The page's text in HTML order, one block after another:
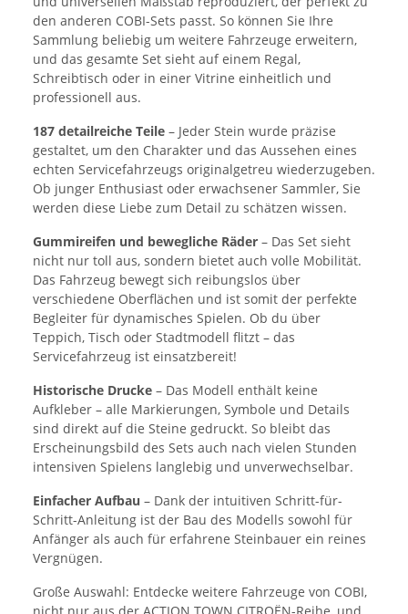
den anderen COBI-Sets passt. So können Sie Ihre
Sammlung beliebig um weitere Fahrzeuge erweitern,
und das gesamte Set sieht auf einem Regal,
Schreibtisch oder in einer Vitrine einheitlich und
professionell aus.
187 detailreiche Teile – Jeder Stein wurde präzise
gestaltet, um den Charakter und das Aussehen eines
echten Servicefahrzeugs originalgetreu wiederzugeben.
Ob junger Enthusiast oder erwachsener Sammler, Sie
werden diese Liebe zum Detail zu schätzen wissen.
Gummireifen und bewegliche Räder – Das Set sieht
nicht nur toll aus, sondern bietet auch volle Mobilität.
Das Fahrzeug bewegt sich reibungslos über
verschiedene Oberflächen und ist somit der perfekte
Begleiter für dynamisches Spielen. Ob du über
Teppich, Tisch oder Stadtmodell flitzt – das
Servicefahrzeug ist einsatzbereit!
Historische Drucke – Das Modell enthält keine
Aufkleber – alle Markierungen, Symbole und Details
sind direkt auf die Steine gedruckt. So bleibt das
Erscheinungsbild des Sets auch nach vielen Stunden
intensiven Spielens langlebig und unverwechselbar.
Einfacher Aufbau – Dank der intuitiven Schritt-für-
Schritt-Anleitung ist der Bau des Modells sowohl für
Anfänger als auch für erfahrene Steinbauer ein reines
Vergnügen.
Große Auswahl: Entdecke weitere Fahrzeuge von COBI,